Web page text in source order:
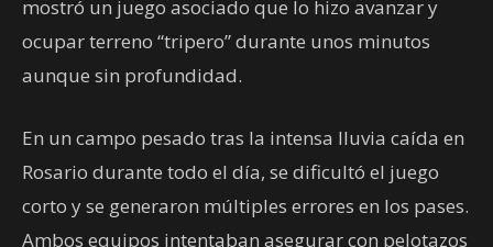
mostró un juego asociado que lo hizo avanzar y
ocupar terreno “tripero” durante unos minutos
aunque sin profundidad.
En un campo pesado tras la intensa lluvia caída en
Rosario durante todo el día, se dificultó el juego
corto y se generaron múltiples errores en los pases.
Ambos equipos intentaban asegurar con pelotazos